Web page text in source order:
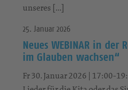
unseres […]
25. Januar 2026
Neues WEBINAR in der
im Glauben wachsen“
Fr 30. Januar 2026 | 17:00-